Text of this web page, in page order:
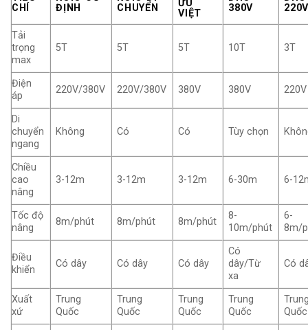
CHÍ
ĐỊNH
CHUYỂN
ƯU
VIỆT
380V
Tải
trọng
max
5T 5T 5T 10T 3T
Điện
áp
220V/380V 220V/380V 380V 380V 220V
Di
chuyển
ngang
Không Có Có Tùy chọn
Chiều
cao
nâng
3-12m 3-12m 3-12m 6-30m 6-
Tốc độ
nâng
8m/phút 8m/phút 8m/phút
8-
10m/phút
6-
8m/
Điều
khiển
Có dây Có dây Có dây
Có
dây/Từ
xa
Có
Xuất
xứ
Trung
Quốc
Trung
Quốc
Trung
Quốc
Trung
Quốc
Quốc